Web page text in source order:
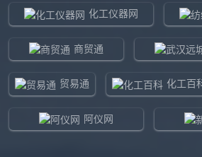
化工仪器网
商贸通
贸易通 化工百
阿仪网